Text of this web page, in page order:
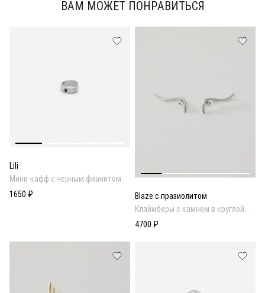
ВАМ МОЖЕТ ПОНРАВИТЬСЯ
Lili
Мини-кафф с черным фианитом
1650 ₽
Blaze с празиолитом
Клаймберы с камнем в круглой
огранке
4700 ₽